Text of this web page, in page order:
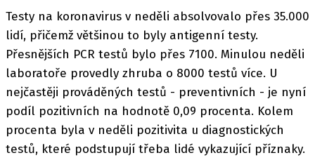
Testy na koronavirus v neděli absolvovalo přes 35.000
lidí, přičemž většinou to byly antigenní testy.
Přesnějších PCR testů bylo přes 7100. Minulou neděli
laboratoře provedly zhruba o 8000 testů více. U
nejčastěji prováděných testů - preventivních - je nyní
podíl pozitivních na hodnotě 0,09 procenta. Kolem
procenta byla v neděli pozitivita u diagnostických
testů, které podstupují třeba lidé vykazující příznaky.